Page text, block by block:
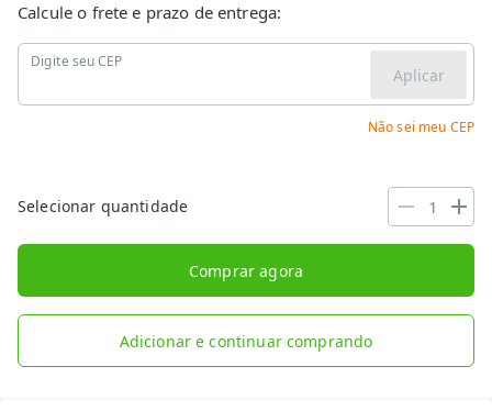
Calcule o frete e prazo de entrega:
Digite seu CEP
Aplicar
Não sei meu CEP
Selecionar quantidade
Comprar agora
Adicionar e continuar comprando